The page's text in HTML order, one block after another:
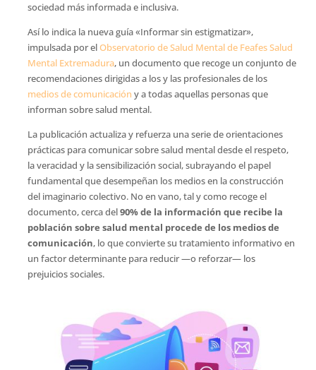
sociedad más informada e inclusiva.
Así lo indica la nueva guía «Informar sin estigmatizar»,
impulsada por elObservatorio de Salud Mental de Feafes Salud
Mental Extremadura, un documento que recoge un conjunto de
recomendaciones dirigidas a los y las profesionales de los
medios de comunicación y a todas aquellas personas que
informan sobre salud mental.
La publicación actualiza y refuerza una serie de orientaciones
prácticas para comunicar sobre salud mental desde el respeto,
la veracidad y la sensibilización social, subrayando el papel
fundamental que desempeñan los medios en la construcción
del imaginario colectivo. No en vano, tal y como recoge el
documento, cerca del90% de la información que recibe la
población sobre salud mental procede de los medios de
comunicación, lo que convierte su tratamiento informativo en
un factor determinante para reducir —o reforzar— los
prejuicios sociales.